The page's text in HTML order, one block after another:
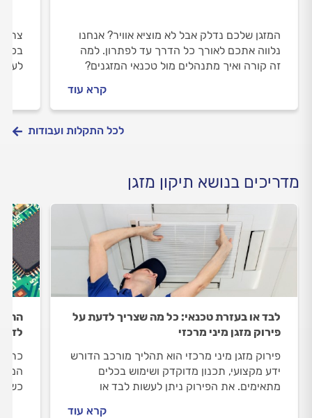
המזגן שלכם נדלק אבל לא מוציא אוויר? אנחנו
נלווה אתכם לאורך כל הדרך עד לפתרון. למה
זה קורה ואיך מתנהלים מול טכנאי המזגנים?
קרא עוד
בכל
לכל התקלות ועבודות
מדריכים בנושא תיקון מזגן
לבד או בעזרת טכנאי: כל מה שצריך לדעת על
פירוק מזגן מיני מרכזי
פירוק מזגן מיני מרכזי הוא תהליך מורכב הדורש
ידע מקצועי, תכנון מדוקדק ושימוש בכלים
מתאימים. את הפירוק ניתן לעשות לבד או
קרא עוד